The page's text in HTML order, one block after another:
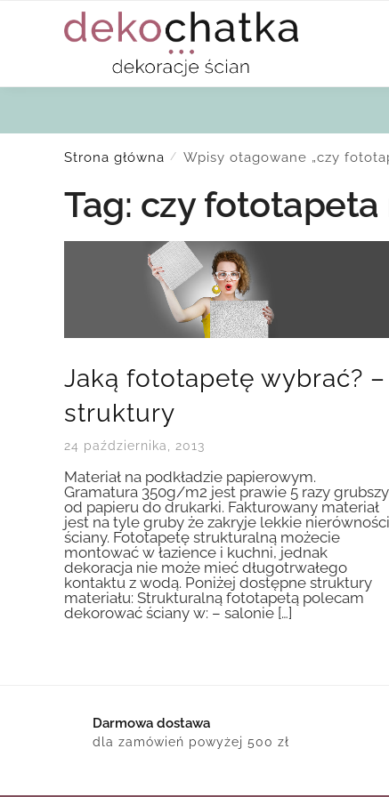
Strona główna / Wpisy otagowane „czy
Tag: czy
Jaką fototapetę wybrać? –
struktury
24 października, 2013
Materiał na podkładzie papierowym.
Gramatura 350g/m2 jest prawie 5 razy grubszy
od papieru do drukarki. Fakturowany materiał
jest na tyle gruby że zakryje lekkie nierówności
ściany. Fototapetę strukturalną możecie
montować w łazience i kuchni, jednak
dekoracja nie może mieć długotrwałego
kontaktu z wodą. Poniżej dostępne struktury
materiału: Strukturalną fototapetą polecam
dekorować ściany w: – salonie […]
Darmowa dostawa
dla zamówień powyżej 500 zł